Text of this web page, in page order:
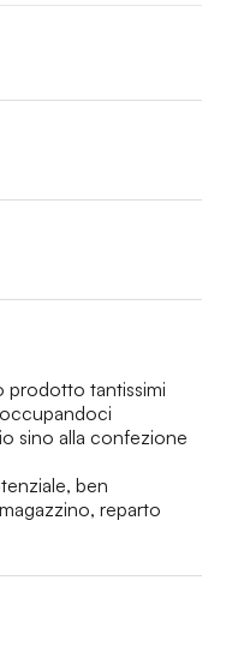
prodotto tantissimi
sino alla confezione
ben
reparto